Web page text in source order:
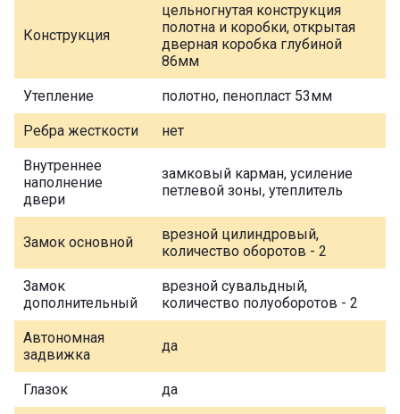
Конструкция
цельногнутая конструкция
полотна и коробки, открытая
дверная коробка глубиной
86мм
Утепление полотно, пенопласт 53мм
Ребра жесткости нет
Внутреннее
наполнение
двери
замковый карман, усиление
петлевой зоны, утеплитель
Замок основной
врезной цилиндровый,
количество оборотов - 2
Замок
дополнительный
врезной сувальдный,
количество полуоборотов - 2
Автономная
задвижка
да
Глазок да